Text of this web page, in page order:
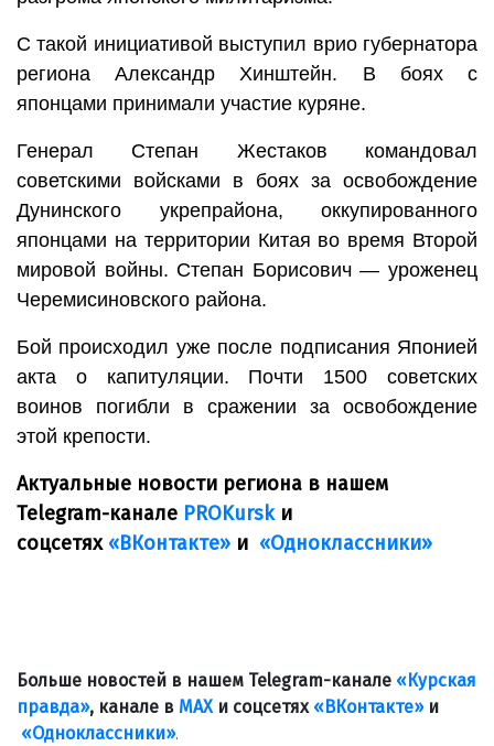
С такой инициативой выступил врио губернатора
региона Александр Хинштейн. В боях с
японцами принимали участие куряне.
Генерал Степан Жестаков командовал
советскими войсками в боях за освобождение
Дунинского укрепрайона, оккупированного
японцами на территории Китая во время Второй
мировой войны. Степан Борисович — уроженец
Черемисиновского района.
Бой происходил уже после подписания Японией
акта о капитуляции. Почти 1500 советских
воинов погибли в сражении за освобождение
этой крепости.
Актуальные новости региона в нашем
Telegram-канале PROKurskи
соцсетях «ВКонтакте» и «Одноклассники»
Больше новостей в нашем Telegram-канале «Курская
правда», канале в МАХи соцсетях «ВКонтакте»и
«Одноклассники».